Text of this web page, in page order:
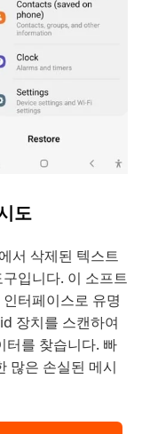
도
서 삭제된 텍스트
입니다. 이 소프트
터페이스로 유명
장치를 스캔하여
터를 찾습니다. 빠
많은 손실된 메시